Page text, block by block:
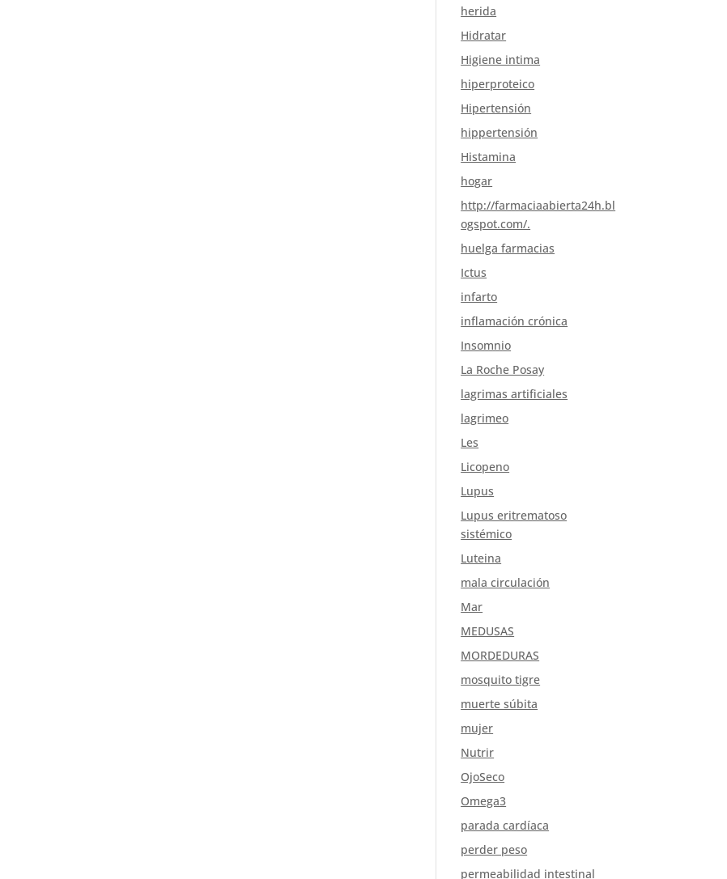
herida
Hidratar
Higiene intima
hiperproteico
Hipertensión
hippertensión
Histamina
hogar
http://farmaciaabierta24h.bl
ogspot.com/.
huelga farmacias
Ictus
infarto
inflamación crónica
Insomnio
La Roche Posay
lagrimas artificiales
lagrimeo
Les
Licopeno
Lupus
Lupus eritrematoso
sistémico
Luteina
mala circulación
Mar
MEDUSAS
MORDEDURAS
mosquito tigre
muerte súbita
mujer
Nutrir
OjoSeco
Omega3
parada cardíaca
perder peso
permeabilidad intestinal